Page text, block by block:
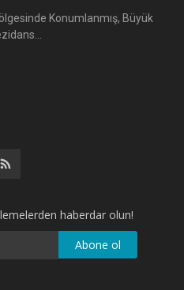
Konumlanmış, Büyük
haberdar olun!
Abone ol